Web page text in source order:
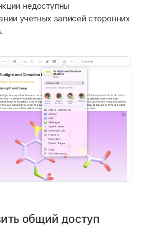
недоступны
учетных записей сторонних
общий доступ